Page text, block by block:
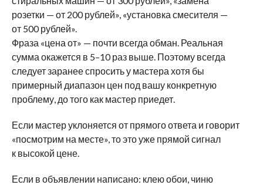
розетки — от 200 рублей», «установка смесителя —
от 500 рублей».
Фраза «цена от» — почти всегда обман. Реальная
сумма окажется в 5–10 раз выше. Поэтому всегда
следует заранее спросить у мастера хотя бы
примерный диапазон цен под вашу конкретную
проблему, до того как мастер приедет.
Если мастер уклоняется от прямого ответа и говорит
«посмотрим на месте», то это уже прямой сигнал
к высокой цене.
Если в объявлении написано: клею обои, чиню